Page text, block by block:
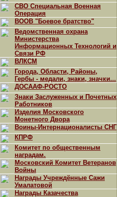
СВО Специальная Военная
Операция
ВООВ "Боевое братство"
Ведомственная охрана
Министерства
Информационных Технологий и
Связи РФ
ВЛКСМ
Города, Области, Районы,
Гербы - медали, знаки, значки...
ДОСААФ-РОСТО
Знаки Заслуженных и Почетных
Работников
Изделия Московского
Монетного Двора
Воины-Интернационалисты СНГ
КПРФ
Комитет по общественным
наградам.
Московский Комитет Ветеранов
Войны
Награды Учреждённые Сажи
Умалатовой
Награды Казачества